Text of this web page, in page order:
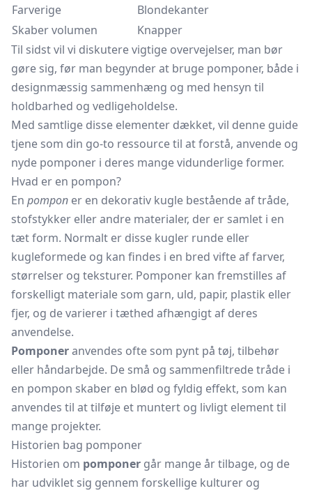
Farverige
Blondekanter
Skaber volumen
Knapper
Til sidst vil vi diskutere vigtige overvejelser, man bør
gøre sig, før man begynder at bruge pomponer, både i
designmæssig sammenhæng og med hensyn til
holdbarhed og vedligeholdelse.
Med samtlige disse elementer dækket, vil denne guide
tjene som din go-to ressource til at forstå, anvende og
nyde pomponer i deres mange vidunderlige former.
Hvad er en pompon?
En pompon er en dekorativ kugle bestående af tråde,
stofstykker eller andre materialer, der er samlet i en
tæt form. Normalt er disse kugler runde eller
kugleformede og kan findes i en bred vifte af farver,
størrelser og teksturer. Pomponer kan fremstilles af
forskelligt materiale som garn, uld, papir, plastik eller
fjer, og de varierer i tæthed afhængigt af deres
anvendelse.
Pomponeranvendes ofte som pynt på tøj, tilbehør
eller håndarbejde. De små og sammenfiltrede tråde i
en pompon skaber en blød og fyldig effekt, som kan
anvendes til at tilføje et muntert og livligt element til
mange projekter.
Historien bag pomponer
Historien om pomponer går mange år tilbage, og de
har udviklet sig gennem forskellige kulturer og